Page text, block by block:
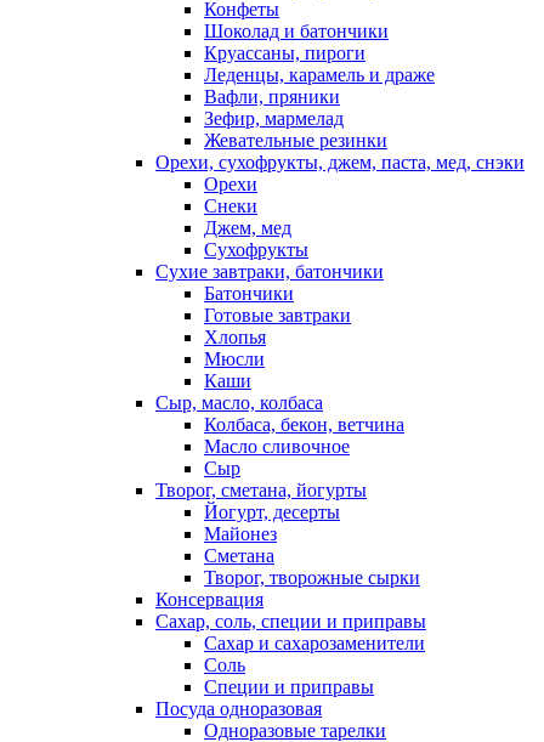
Конфеты
Шоколад и батончики
Круассаны, пироги
Леденцы, карамель и драже
Вафли, пряники
Зефир, мармелад
Жевательные резинки
Орехи, сухофрукты, джем, паста, мед, снэки
Орехи
Снеки
Джем, мед
Сухофрукты
Сухие завтраки, батончики
Батончики
Готовые завтраки
Хлопья
Мюсли
Каши
Сыр, масло, колбаса
Колбаса, бекон, ветчина
Масло сливочное
Сыр
Творог, сметана, йогурты
Йогурт, десерты
Майонез
Сметана
Творог, творожные сырки
Консервация
Сахар, соль, специи и приправы
Сахар и сахарозаменители
Соль
Специи и приправы
Посуда одноразовая
Одноразовые тарелки